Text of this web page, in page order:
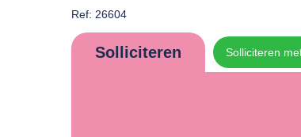
Ref: 26604
Solliciteren Solliciteren